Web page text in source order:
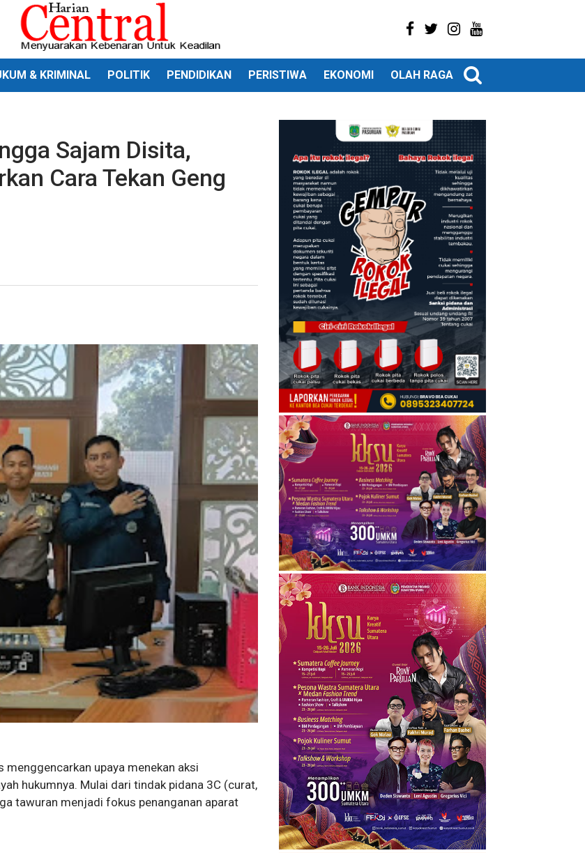
& KRIMINAL POLITIK PENDIDIKAN PERISTIWA EKONOMI OLAH RAGA
Sajam Disita,
Cara Tekan Geng
menggencarkan upaya menekan aksi
hukumnya. Mulai dari tindak pidana 3C (curat,
tawuran menjadi fokus penanganan aparat